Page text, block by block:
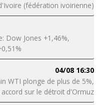
(fédération ivoirienne)
Dow Jones +1,46%,
04/08 16:30
WTI plonge de plus de 5%,
sur le détroit d'Ormuz